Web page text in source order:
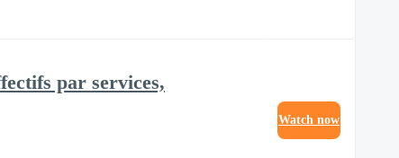
par services,
Watch now